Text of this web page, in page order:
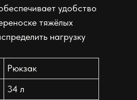
удобство
тяжёлых
нагрузку
Рюкзак
34 л